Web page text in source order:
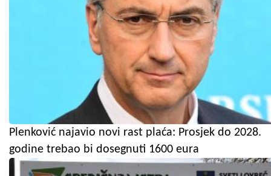
Plenković najavio novi rast plaća: Prosjek do 2028.
godine trebao bi dosegnuti 1600 eura